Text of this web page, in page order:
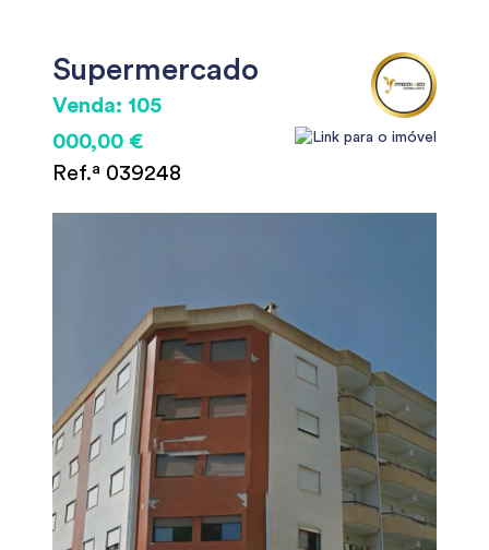
Supermercado
Venda: 105
000,00 €
Ref.ª 039248